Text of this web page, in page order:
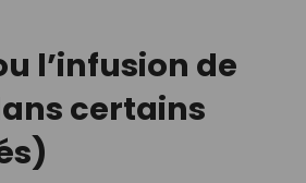
l’infusion de
certains